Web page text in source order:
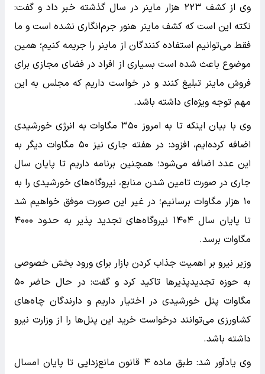
وی از کشف ۲۲۳ هزار ماینر در سال گذشته خبر داد و گفت:
نکته این است که کشف ماینر هنور جرم‌انگاری نشده است و ما
فقط می‌توانیم استفاده کنندگان از ماینر را جریمه کنیم؛ همین
موضوع باعث شده است بسیاری از افراد در فضای مجازی برای
فروش ماینر تبلیغ کنند و در خواست داریم که مجلس به این
مهم توجه ویژه‌ای داشته باشد.
وی با بیان اینکه تا به امروز ۳۵۰ مگاوات به انرژی خورشیدی
اضافه کرده‌ایم، افزود: در هفته جاری نیز ۵۰ مگاوات دیگر به
این عدد اضافه می‌شود؛ همچنین برنامه داریم تا پایان سال
جاری در صورت تامین شدن منابع، نیروگاه‌های خورشیدی را به
۱۰ هزار مگاوات برسانیم؛ در غیر این صورت موفق خواهیم شد
تا پایان سال ۱۴۰۴ نیروگاه‌های تجدید پذیر به حدود ۴۰۰۰
مگاوات برسد.
وزیر نیرو بر اهمیت جذاب کردن بازار برای ورود بخش خصوصی
به حوزه تجدیدپذیرها تاکید کرد و گفت: در حال حاضر ۵۰
مگاوات پنل خورشیدی در اختیار داریم و دارندگان چاه‌های
کشاورزی می‌توانند درخواست خرید این پنل‌ها را از وزارت نیرو
داشته باشد.
وی یادآور شد: طبق ماده ۴ قانون مانع‌زدایی تا پایان امسال